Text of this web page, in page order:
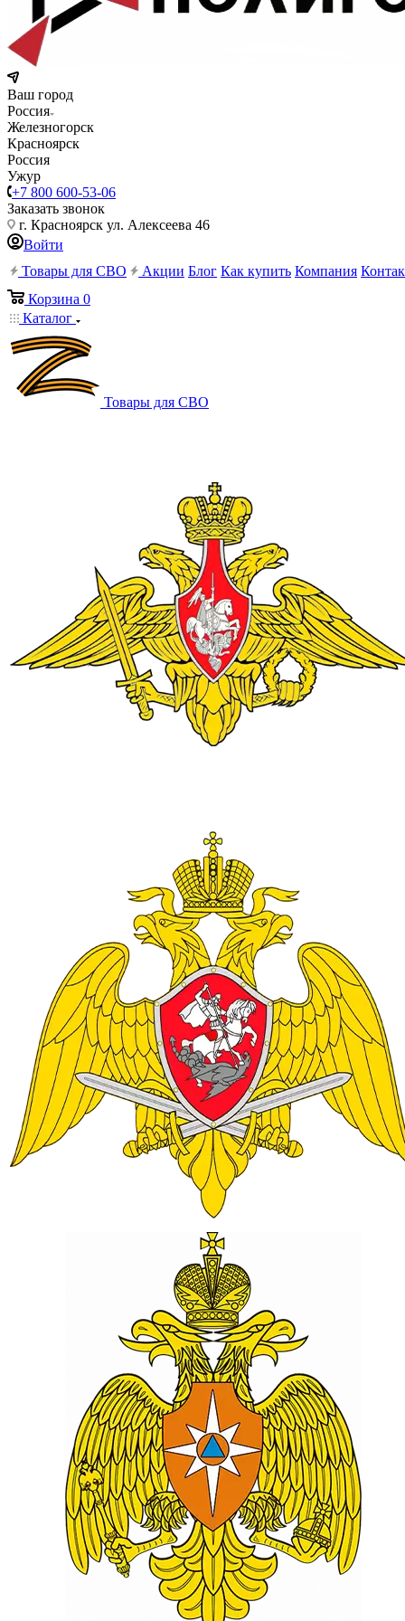
Ваш город
Россия
Железногорск
Красноярск
Россия
Ужур
+7 800 600-53-06
Заказать звонок
г. Красноярск ул. Алексеева 46
Войти
Товары для СВО
Акции Блог Как купить Компания
Корзина 0
Каталог
Товары для СВО